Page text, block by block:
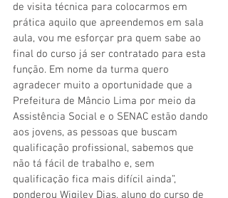
de visita técnica para colocarmos em
prática aquilo que apreendemos em sala
aula, vou me esforçar pra quem sabe ao
final do curso já ser contratado para esta
função. Em nome da turma quero
agradecer muito a oportunidade que a
Prefeitura de Mâncio Lima por meio da
Assistência Social e o SENAC estão dando
aos jovens, as pessoas que buscam
qualificação profissional, sabemos que
não tá fácil de trabalho e, sem
qualificação fica mais difícil ainda”,